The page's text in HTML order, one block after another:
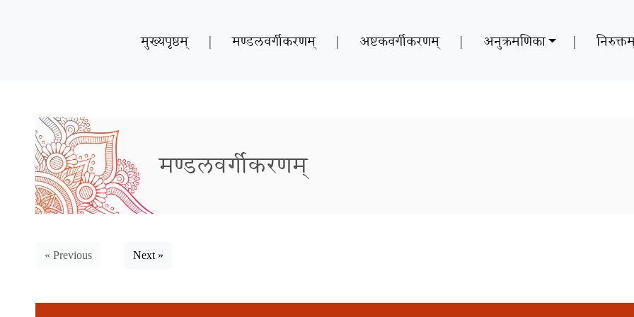
मुख्यपृष्ठम् | मण्डलवर्गीकरणम् | अष्टकवर्गीकरणम् | अनुक्रमणिका |
मण्डलवर्गीकरणम्
« Previous Next »